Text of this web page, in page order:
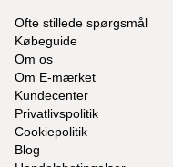
Ofte stillede spørgsmål
Købeguide
Om os
Om E-mærket
Kundecenter
Privatlivspolitik
Cookiepolitik
Blog